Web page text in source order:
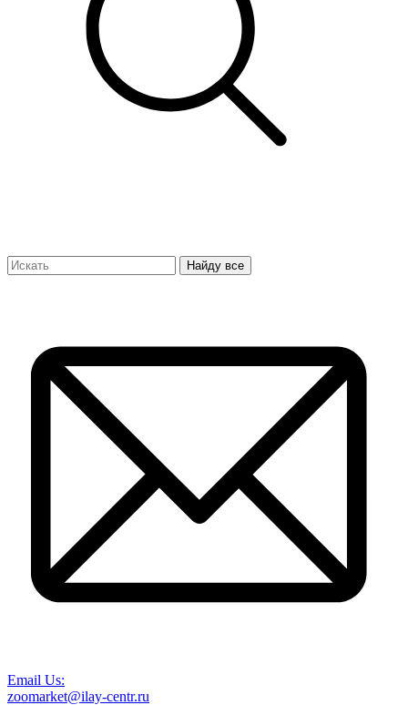
Найду все
Email Us:
zoomarket@ilay-centr.ru